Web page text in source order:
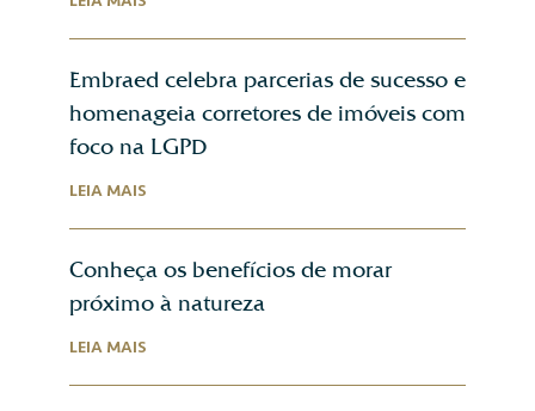
Embraed celebra parcerias de sucesso e
homenageia corretores de imóveis com
foco na LGPD
LEIA MAIS
Conheça os benefícios de morar
próximo à natureza
LEIA MAIS